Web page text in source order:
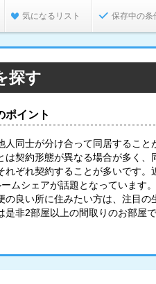
気になるリスト 保存中の条
探す
ポイント
同士が分け合って同居すること
契約形態が異なる場合が多く、
ぞれ契約することが多いです。
ムシェアが話題となっています
良い所に住みたい方は、注目の
是非2部屋以上の間取りのお部屋